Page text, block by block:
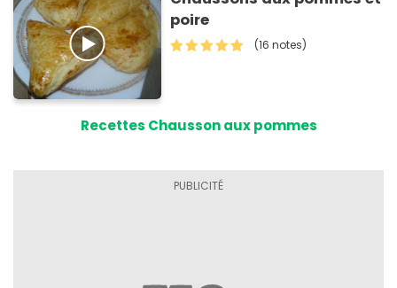
poire
(16 notes)
Recettes Chausson aux pommes